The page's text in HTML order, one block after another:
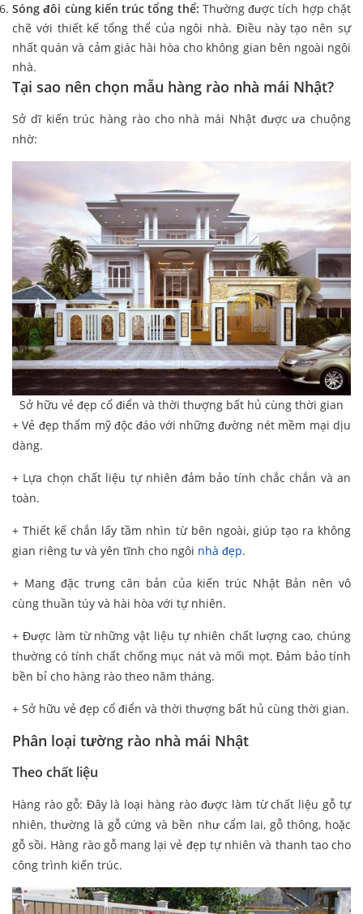
Sóng đôi cùng kiến trúc tổng thể: Thường được tích hợp chặt
chẽ với thiết kế tổng thể của ngôi nhà. Điều này tạo nên sự
nhất quán và cảm giác hài hòa cho không gian bên ngoài ngôi
nhà.
Tại sao nên chọn mẫu hàng rào nhà mái Nhật?
Sở dĩ kiến trúc hàng rào cho nhà mái Nhật được ưa chuộng
nhờ:
Sở hữu vẻ đẹp cổ điển và thời thượng bất hủ cùng thời gian
+ Vẻ đẹp thẩm mỹ độc đáo với những đường nét mềm mại dịu
dàng.
+ Lựa chọn chất liệu tự nhiên đảm bảo tính chắc chắn và an
toàn.
+ Thiết kế chắn lấy tầm nhìn từ bên ngoài, giúp tạo ra không
gian riêng tư và yên tĩnh cho ngôi nhà đẹp.
+ Mang đặc trưng căn bản của kiến trúc Nhật Bản nên vô
cùng thuần túy và hài hòa với tự nhiên.
+ Được làm từ những vật liệu tự nhiên chất lượng cao, chúng
thường có tính chất chống mục nát và mối mọt. Đảm bảo tính
bền bỉ cho hàng rào theo năm tháng.
+ Sở hữu vẻ đẹp cổ điển và thời thượng bất hủ cùng thời gian.
Phân loại tường rào nhà mái Nhật
Theo chất liệu
Hàng rào gỗ: Đây là loại hàng rào được làm từ chất liệu gỗ tự
nhiên, thường là gỗ cứng và bền như cẩm lai, gỗ thông, hoặc
gỗ sồi. Hàng rào gỗ mang lại vẻ đẹp tự nhiên và thanh tao cho
công trình kiến trúc.